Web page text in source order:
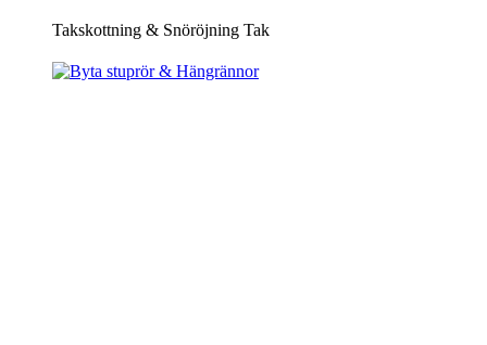
Takskottning & Snöröjning Tak